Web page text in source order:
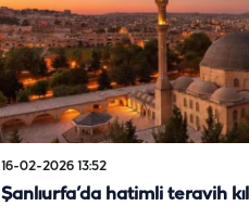
16-02-2026 13:52
Şanlıurfa’da hatimli teravih